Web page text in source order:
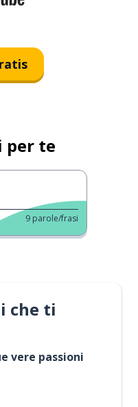
per te
9 parole/frasi
che ti
vere passioni